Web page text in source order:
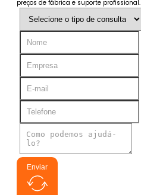
preços de fábrica e suporte profissional.
Enviar